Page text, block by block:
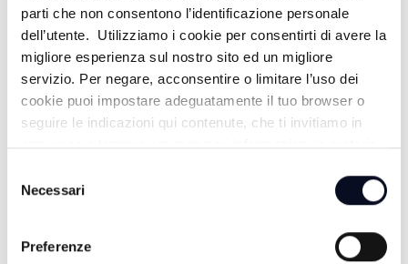
parti che non consentono l’identificazione personale
dell’utente. Utilizziamo i cookie per consentirti di avere la
migliore esperienza sul nostro sito ed un migliore
servizio. Per negare, acconsentire o limitare l’uso dei
cookie puoi impostare adeguatamente il tuo browser o
seguire le indicazioni qui contenute, che ti invitiamo in
ogni caso a leggere per maggiori informazioni in materia
delNecessari
Preferenze
ALTRE NOTIZIE